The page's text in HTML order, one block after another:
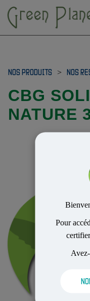
Pour
NOS PRODUITS > NOS
CBG
NATURE